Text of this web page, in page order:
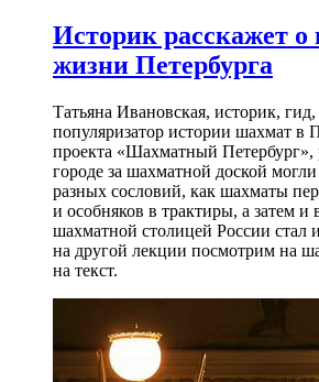
Историк расскажет о
жизни Петербурга
Татьяна Ивановская, историк, гид,
популяризатор истории шахмат в
проекта «Шахматный Петербург»,
городе за шахматной доской
разных сословий, как шахматы
и особняков в трактиры, а затем
шахматной столицей России стал
на другой лекции посмотрим на
на текст.